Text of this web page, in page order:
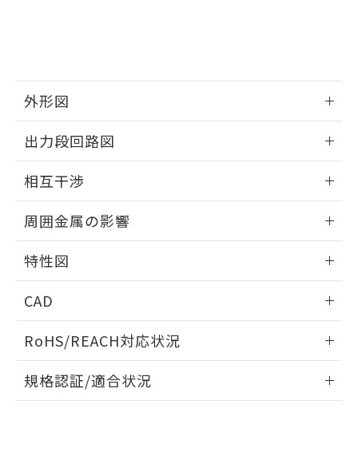
外形図
外形図
出力段回路図
出力段回路図
相互干渉
相互干渉
A: 360mm以上、B: 300mm以上
周囲金属の影響
周囲金属の影響
特性図
検出物体の大きさと材質による影響
CAD
ドすることができます。
ログイン/会員登録
RoHS/REACH対応状況
EU RoHS 注意事項・凡例
規格認証/適合状況
用者の範囲」に記載されている法人を
指します。
EU RoHS指令（10物質）の非含有証明書
51物質の非含有証明書（当社基準）
るもので、過去に遡って非含有を証明する
ものではありません。
また、RoHS指令のフタル酸エステル類４
物質の対応では、対応完了までの期間は出
荷製品に未対応品が混在することから備考
欄に対応日を記載しておりました。
既に当社にて対応品への在庫切替を完了
り、2022年1月12日より割愛しておりま
す。